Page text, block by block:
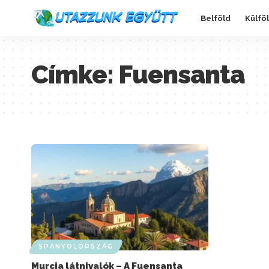
Belföld
Címke: Fuensanta
SPANYOLORSZÁG
Murcia látnivalók – A Fuensanta